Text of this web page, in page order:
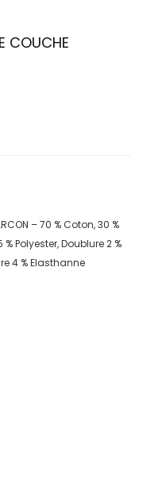
COUCHE
– 70 % Coton, 30 %
Polyester, Doublure 2 %
4 % Elasthanne